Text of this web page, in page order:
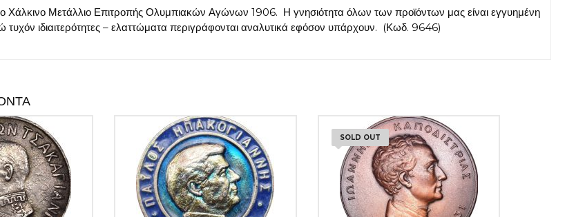
Χάλκινο Μετάλλιο Επιτροπής Ολυμπιακών Αγώνων 1906. Η γνησιότητα όλων των προϊόντων μας είναι εγγυημένη
τυχόν ιδιαιτερότητες – ελαττώματα περιγράφονται αναλυτικά εφόσον υπάρχουν. (Κωδ. 9646)
SOLD OUT